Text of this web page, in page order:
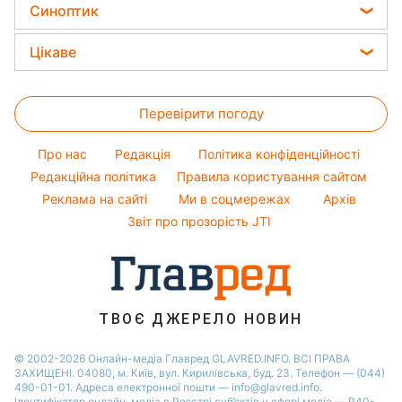
Алла Пугачова
Максим Галкін
Віталій Козловський
Софія Ротару
Усе про сало
Прибирання
Прості страви
Легкі десерти
Новини Харкова
Новини Полтави
Новини Львова
Новини Сум
Новини Черкаси
Новини Тернополя
Новини Рівного
Новини Запоріжжя
Новини Одеси
Синоптик
Прогноз погоди
Магнітні бурі
Погода на сьогодні
Погода на завтра
Пилова буря
Цікаве
Тести по картинці
Оптичні ілюзії
Народні прикмети
Усе про шоу-бізнес
Перевірити погоду
Про нас Редакція
Політика конфіденційності
Редакційна політика
Правила користування сайтом
Реклама на сайті
Ми в соцмережах
Архів
Звіт про прозорість JTI
ТВОЄ ДЖЕРЕЛО НОВИН
© 2002-2026 Онлайн-медіа Главред GLAVRED.INFO. ВСІ ПРАВА
ЗАХИЩЕНІ. 04080, м. Київ, вул. Кирилівська, буд. 23. Телефон — (044)
490-01-01. Адреса електронної пошти — info@glavred.info.